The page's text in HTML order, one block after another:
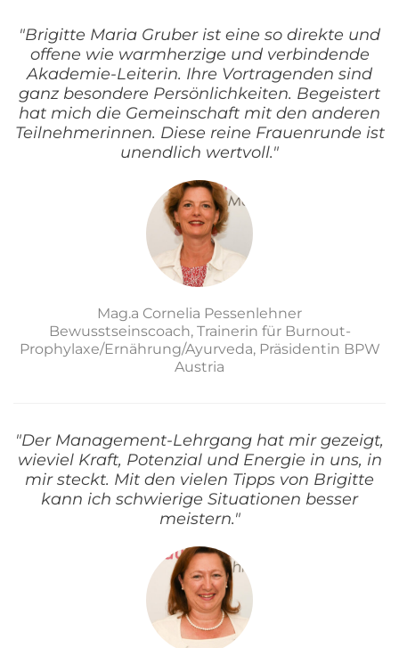
"Brigitte Maria Gruber ist eine so direkte und
offene wie warmherzige und verbindende
Akademie-Leiterin. Ihre Vortragenden sind
ganz besondere Persönlichkeiten. Begeistert
hat mich die Gemeinschaft mit den anderen
Teilnehmerinnen. Diese reine Frauenrunde ist
unendlich wertvoll."
Mag.a Cornelia Pessenlehner
Bewusstseinscoach, Trainerin für Burnout-
Prophylaxe/Ernährung/Ayurveda, Präsidentin BPW
Austria
"Der Management-Lehrgang hat mir gezeigt,
wieviel Kraft, Potenzial und Energie in uns, in
mir steckt. Mit den vielen Tipps von Brigitte
kann ich schwierige Situationen besser
meistern."